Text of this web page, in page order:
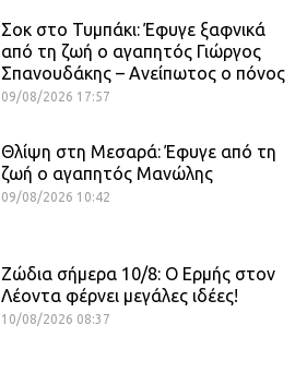
Σοκ στο Τυμπάκι: Έφυγε ξαφνικά
από τη ζωή ο αγαπητός Γιώργος
Σπανουδάκης – Ανείπωτος ο πόνος
09/08/2026 17:57
Θλίψη στη Μεσαρά: Έφυγε από τη
ζωή ο αγαπητός Μανώλης
09/08/2026 10:42
Ζώδια σήμερα 10/8: Ο Ερμής στον
Λέοντα φέρνει μεγάλες ιδέες!
10/08/2026 08:37